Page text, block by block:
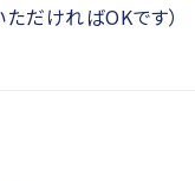
だければOKです）